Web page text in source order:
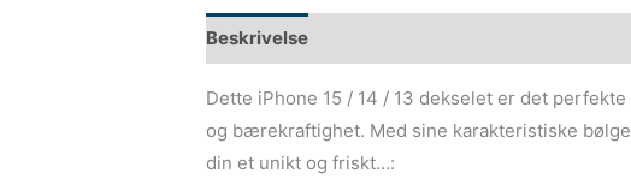
Beskrivelse
Dette iPhone 15 / 14 / 13 dekselet er det
og bærekraftighet. Med sine karakteristiske
din et unikt og friskt…: